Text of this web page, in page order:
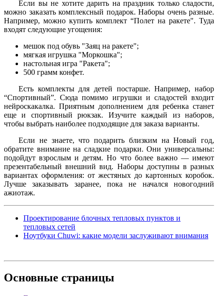
Если вы не хотите дарить на праздник только сладости,
можно заказать комплексный подарок. Наборы очень разные.
Например, можно купить комплект “Полет на ракете". Туда
входят следующие угощения:
мешок под обувь "Заяц на ракете";
мягкая игрушка "Моркошка";
настольная игра "Ракета";
500 грамм конфет.
Есть комплекты для детей постарше. Например, набор
“Спортивный”. Сюда помимо игрушки и сладостей входит
нейроскакалка. Приятным дополнением для ребенка станет
еще и спортивный рюкзак. Изучите каждый из наборов,
чтобы выбрать наиболее подходящие для заказа варианты.
Если не знаете, что подарить близким на Новый год,
обратите внимание на сладкие подарки. Они универсальны:
подойдут взрослым и детям. Но что более важно — имеют
презентабельный внешний вид. Наборы доступны в разных
вариантах оформления: от жестяных до картонных коробок.
Лучше заказывать заранее, пока не начался новогодний
ажиотаж.
Проектирование блочных тепловых пунктов и
тепловых сетей
Ноутбуки Chuwi: какие модели заслуживают внимания
Основные страницы